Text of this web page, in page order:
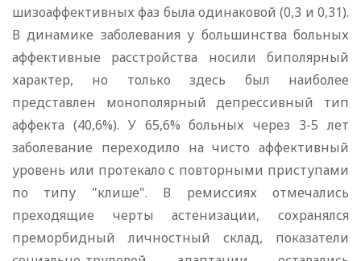
шизоаффективных фаз была одинаковой (0,3 и 0,31).
В динамике заболевания у большинства больных
аффективные расстройства носили биполярный
характер, но только здесь был наиболее
представлен монополярный депрессивный тип
аффекта (40,6%). У 65,6% больных через 3-5 лет
заболевание переходило на чисто аффективный
уровень или протекало с повторными приступами
по типу "клише". В ремиссиях отмечались
преходящие черты астенизации, сохранялся
преморбидный личностный склад, показатели